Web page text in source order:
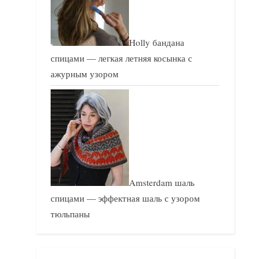
Holly бандана
спицами — легкая летняя косынка с
ажурным узором
Amsterdam шаль
спицами — эффектная шаль с узором
тюльпаны